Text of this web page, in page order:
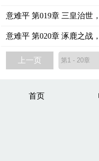
意难平 第019章 三皇治世
意难平 第020章 涿鹿之战
上一页
首页